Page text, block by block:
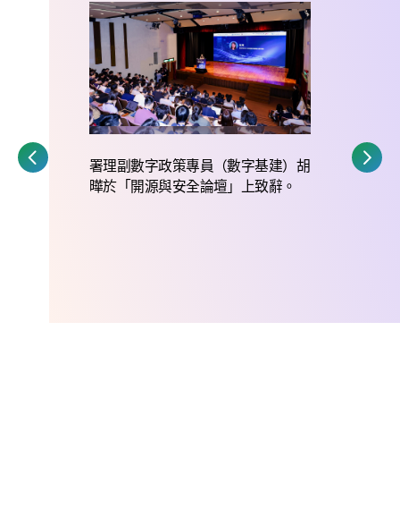
署理副數字政策專員（數字基建）胡
曄於「開源與安全論壇」上致辭。